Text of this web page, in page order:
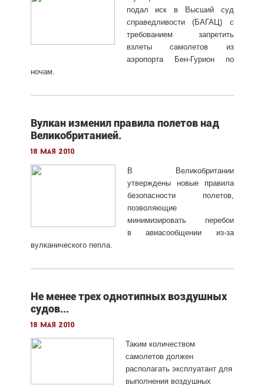
подал иск в Высший суд
справедливости (БАГАЦ) с
требованием запретить
взлеты самолетов из
аэропорта Бен-Гурион по
ночам.
Вулкан изменил правила полетов над
Великобританией.
18 мая 2010
В Великобритании
утверждены новые правила
безопасности полетов,
позволяющие
минимизировать перебои
в авиасообщении из-за
вулканического пепла.
Не менее трех однотипных воздушных
судов...
18 мая 2010
Таким количеством
самолетов должен
располагать эксплуатант для
выполнения воздушных